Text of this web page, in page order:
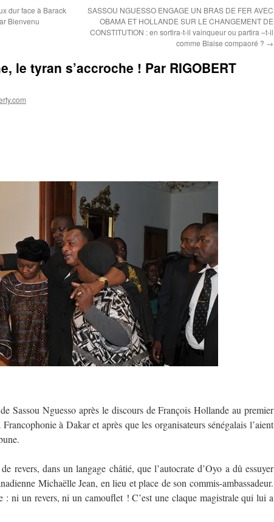
dur face à Barack
Bienvenu
SASSOU NGUESSO ENGAGE UN BRAS DE FER AVEC
OBAMA ET HOLLANDE SUR LE CHANGEMENT DE
CONSTITUTION : en sortira-t-il vainqueur ou partira –t-il
comme Blaise compaoré ? →
le tyran s’accroche ! Par RIGOBERT
Sassou Nguesso après le discours de François Hollande au premier
à Dakar et après que les organisateurs sénégalais l’aient
revers, dans un langage châtié, que l’autocrate d’Oyo a dû essuyer
Michaëlle Jean, en lieu et place de son commis-ambassadeur.
ni un revers, ni un camouflet ! C’est une claque magistrale qui lui a